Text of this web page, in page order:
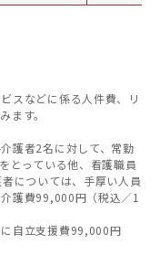
スなどに係る人件費、リ
ます。
護者2名に対して、常勤
とっている他、看護職員
については、手厚い人員
護費99,000円（税込／1
自立支援費99,000円